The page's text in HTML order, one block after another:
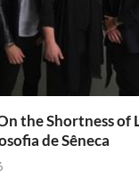
the Shortness of
de Sêneca